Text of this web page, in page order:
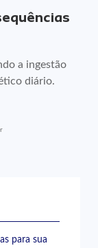
a ingestão
diário.
para sua